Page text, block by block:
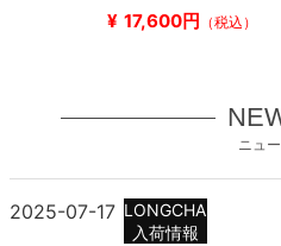
¥ 17,600円 （税込）
ニュ
2025-07-17 LONGCHAMP
入荷情報